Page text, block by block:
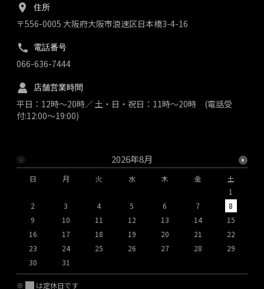
2026年8月
日 月 火 水 木 金
土
1
2
3 4 5 6 7
8
9
10 11 12 13 14
15
16
17 18 19 20 21
22
23
24 25 26 27 28
29
30
31
※ は定休日です
住所
〒556-0005 大阪府大阪市浪速区日本橋3-4-16
電話番号
066-636-7444
店舗営業時間
平日：12時～20時／ 土・日・祝日：11時～20時 (電話受
付:12:00～19:00)